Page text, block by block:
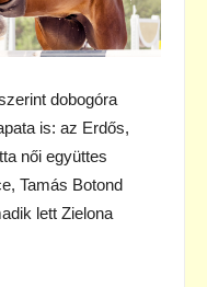
dobogóra
is: az Erdős,
női együttes
Tamás Botond
lett Zielona